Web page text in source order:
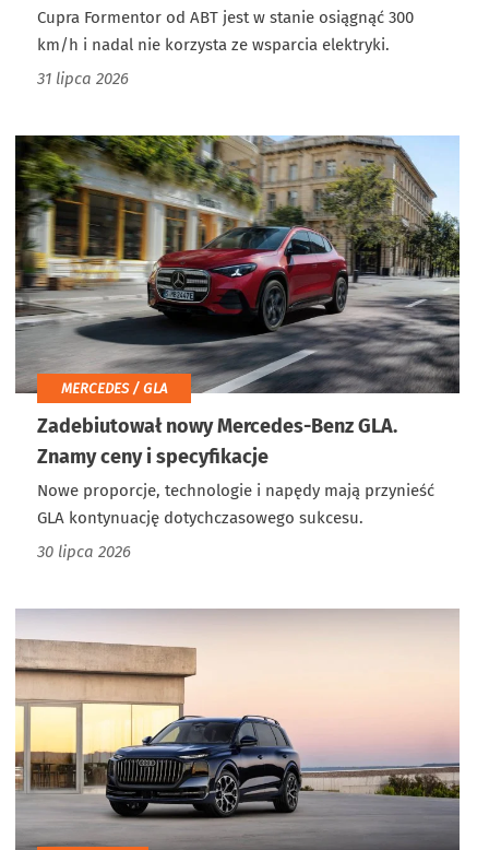
Cupra Formentor od ABT jest w stanie osiągnąć 300
km/h i nadal nie korzysta ze wsparcia elektryki.
31 lipca 2026
MERCEDES / GLA
Zadebiutował nowy Mercedes-Benz GLA.
Znamy ceny i specyfikacje
Nowe proporcje, technologie i napędy mają przynieść
GLA kontynuację dotychczasowego sukcesu.
30 lipca 2026